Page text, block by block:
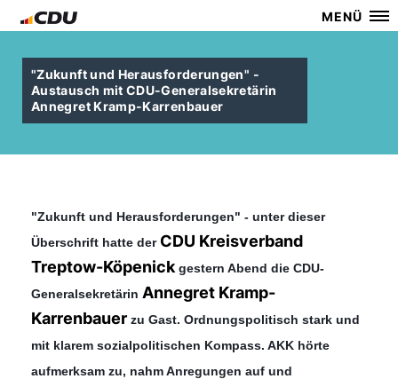
MENÜ
"Zukunft und Herausforderungen" -
Austausch mit CDU-Generalsekretärin
Annegret Kramp-Karrenbauer
"Zukunft und Herausforderungen" - unter dieser
Überschrift hatte der CDU Kreisverband
Treptow-Köpenick gestern Abend die CDU-
Generalsekretärin Annegret Kramp-
Karrenbauer zu Gast. Ordnungspolitisch stark und
mit klarem sozialpolitischen Kompass. AKK hörte
aufmerksam zu, nahm Anregungen auf und